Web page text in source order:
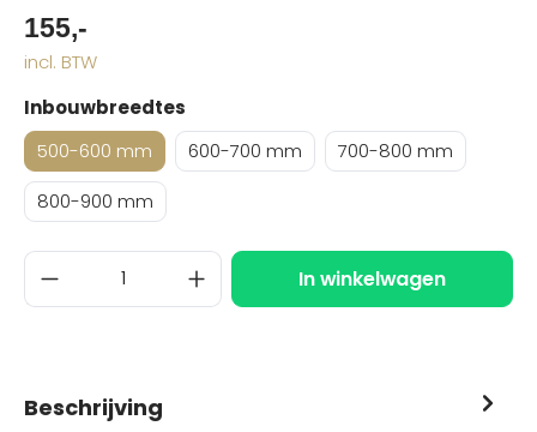
155,-
incl. BTW
Inbouwbreedtes
500-600 mm
600-700 mm
700-800 mm
800-900 mm
In winkelwagen
Beschrijving